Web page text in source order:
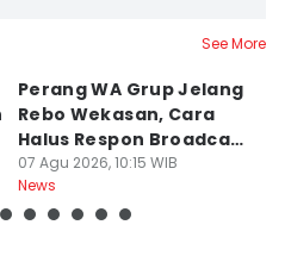
See More
Perang WA Grup Jelang
Rebo Wekasan, Cara
Halus Respon Broadcast
Parno
07 Agu 2026, 10:15 WIB
News